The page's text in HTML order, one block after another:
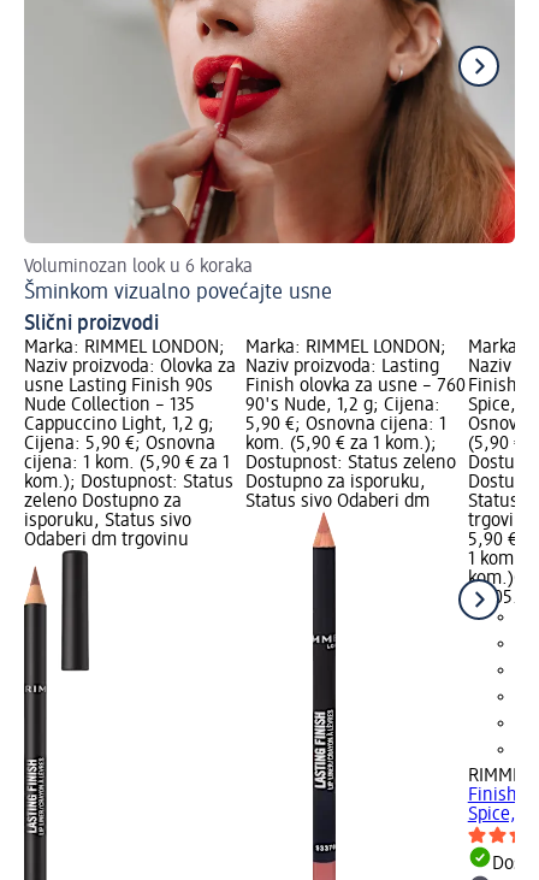
Voluminozan look u 6 koraka
Šminkom vizualno povećajte usne
Slični proizvodi
Marka: RIMMEL LONDON;
Naziv proizvoda: Olovka za
usne Lasting Finish 90s
Nude Collection – 135
Cappuccino Light, 1,2 g;
Cijena: 5,90 €; Osnovna
cijena: 1 kom. (5,90 € za 1
kom.); Dostupnost: Status
zeleno Dostupno za
isporuku, Status sivo
Odaberi dm trgovinu
Marka: RIMMEL LONDON;
Naziv proizvoda: Lasting
Finish olovka za usne – 760
90's Nude, 1,2 g; Cijena:
5,90 €; Osnovna cijena: 1
kom. (5,90 € za 1 kom.);
Dostupnost: Status zeleno
Dostupno za isporuku,
Status sivo Odaberi dm
Marka:
Naziv
Finish
Spice,
(5,90 €
Status
trgovinu
5,90 €
1 kom.
kom.)
RIMMEL
Finish
Spice,